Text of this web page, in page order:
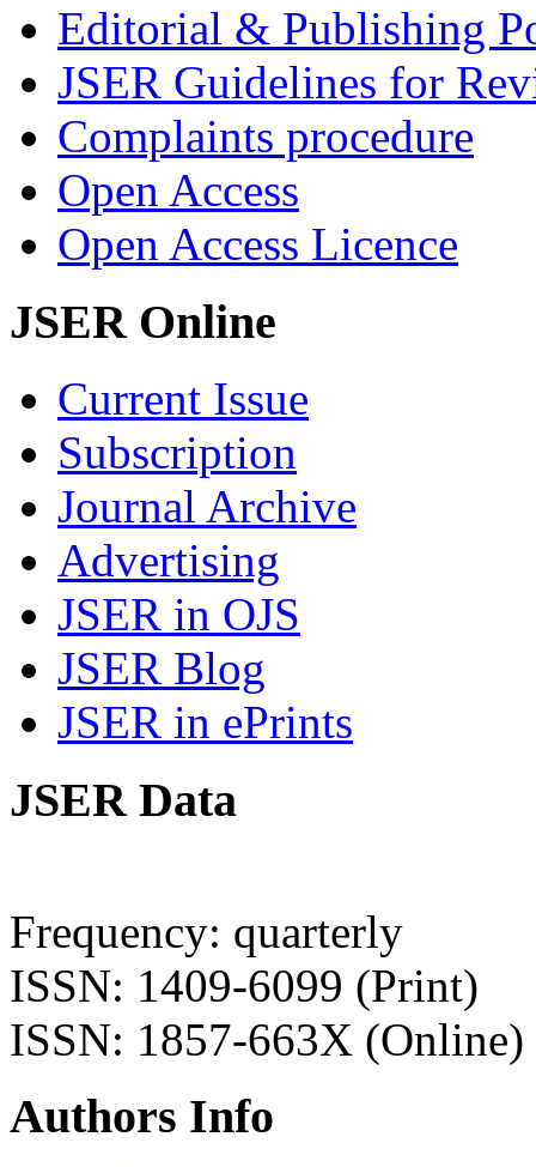
Editorial & Publishing
JSER Guidelines for
Complaints procedure
Open Access
Open Access Licence
JSER Online
Current Issue
Subscription
Journal Archive
Advertising
JSER in OJS
JSER Blog
JSER in ePrints
JSER Data
Frequency: quarterly
ISSN: 1409-6099 (Print)
ISSN: 1857-663X (Online)
Authors Info